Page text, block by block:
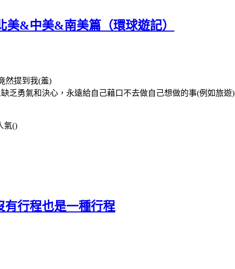
美&中美&南美篇（環球遊記）
然提到我(羞)
乏勇氣和決心，永遠給自己藉口不去做自己想做的事(例如旅遊)
氣()
有行程也是一種行程